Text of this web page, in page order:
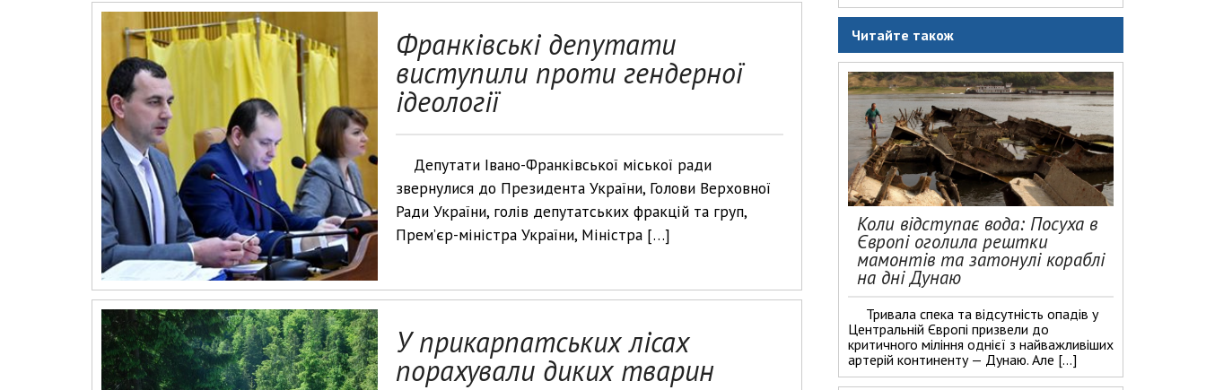
Франківські депутати
виступили проти гендерної
ідеології
Депутати Івано-Франківської міської ради
звернулися до Президента України, Голови Верховної
Ради України, голів депутатських фракцій та груп,
Прем’єр-міністра України, Міністра […]
У прикарпатських лісах
порахували диких тварин
Читайте також
Коли відступає вода: Посуха в
Європі оголила рештки
мамонтів та затонулі кораблі
на дні Дунаю
Тривала спека та відсутність опадів у
Центральній Європі призвели до
критичного міління однієї з найважливіших
артерій континенту — Дунаю. Але […]